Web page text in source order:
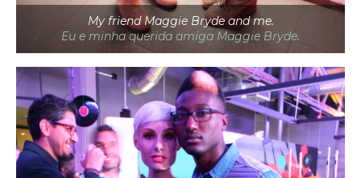
My friend Maggie Bryde and me.
Eu e minha querida amiga Maggie Bryde.